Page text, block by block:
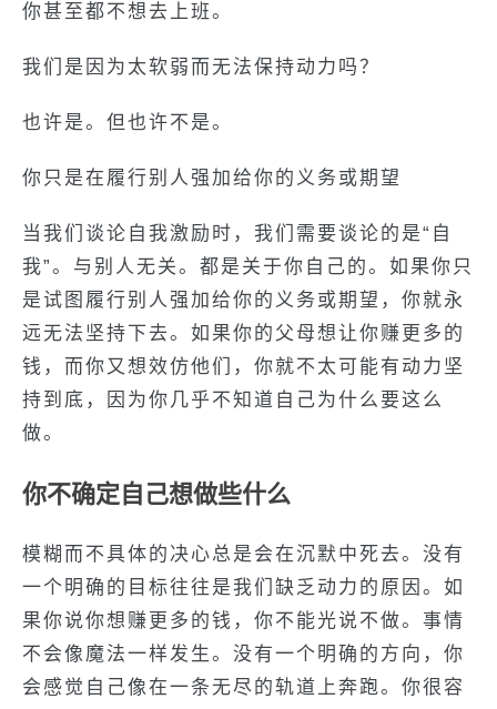
你甚至都不想去上班。
我们是因为太软弱而无法保持动力吗？
也许是。但也许不是。
你只是在履行别人强加给你的义务或期望
当我们谈论自我激励时，我们需要谈论的是“自
我”。与别人无关。都是关于你自己的。如果你只
是试图履行别人强加给你的义务或期望，你就永
远无法坚持下去。如果你的父母想让你赚更多的
钱，而你又想效仿他们，你就不太可能有动力坚
持到底，因为你几乎不知道自己为什么要这么
做。
你不确定自己想做些什么
模糊而不具体的决心总是会在沉默中死去。没有
一个明确的目标往往是我们缺乏动力的原因。如
果你说你想赚更多的钱，你不能光说不做。事情
不会像魔法一样发生。没有一个明确的方向，你
会感觉自己像在一条无尽的轨道上奔跑。你很容